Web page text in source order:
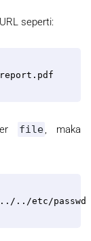
seperti:
file, maka
../etc/passwd